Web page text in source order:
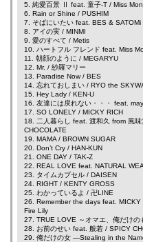
5. 純愛百景 Ⅱ feat. 童子-T / Miss
6. Rain or Shine / PUSHIM
7. そばにいたい feat. BES & SATOMi
8. アイの実 / MINMI
9. 愛のすべて / Metis
10. ハートフル フレンド feat. Miss
11. 朝顔のように / MEGARYU
12. Mr. / 紗羅マリー
13. Paradise Now / BES
14. 忘れておしまい / RYO the
15. Hey Lady / KEN-U
16. 友達には戻れない・・・ feat.
17. SO LONELY / MICKY RICH
18. 二人暮らし feat. 渡和久 from 風味
CHOCOLATE
19. MAMA / BROWN SUGAR
20. Don’t Cry / HAN-KUN
21. ONE DAY / TAK-Z
22. REAL LOVE feat. NATURAL
23. タイムカプセル / DAISEN
24. RIGHT / KENTY GROSS
25. わかっているよ / 卍LINE
26. Remember the days feat. MICKY
Fire Lily
27. TRUE LOVE ～オマエ、俺だけ
28. お前のせい feat. 般若 / SPICY
29. 俺だけの女 ―Stealing in the